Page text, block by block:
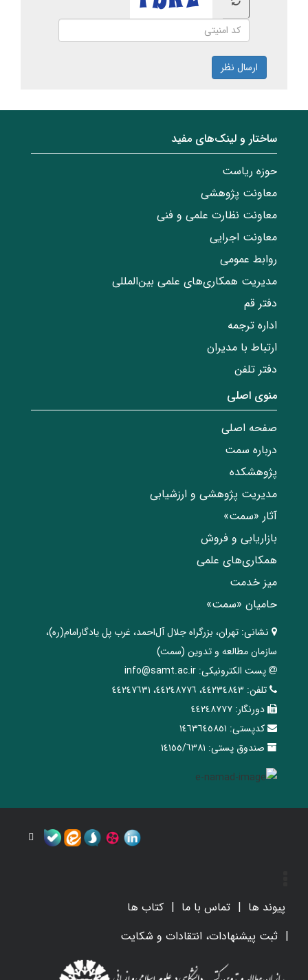
ارسال نظر
ساختار‌‌ و‌‌ لینک‌های مفید
حوزه ریاست
معاونت پژوهشی
معاونت نظارت علمی و فنی
معاونت اجرایی
روابط عمومی
مدیریت همکاری‌های علمی بین‌المللی
دفتر قم
اداره ترجمه
ارتباط با مدیران
دفتر تلفن
منوی اصلی
صفحه اصلی
درباره سمت
پژوهشکده
مدیریت پژوهشی و ارزشیابی
آثار «سمت»
بازاریابی و فروش
همکاری‌های علمی
میز خدمت
حامیان «سمت»
نشانی: تهران، ‌بزرگراه ‌جلال آل‌احمد، غرب پل يادگار‌امام(ره)‌،
سازمان مطالعه و تدوین‌ (سمت)
پست الکترونیکی: info@samt.ac.ir
تلفن: ٤٤٢٣٤٨٤٣، ٤٤٢٤٨٧٧٦، ٤٤٢٤٧٦٣١
دورنگار: ٤٤٢٤٨٧٧٧
کدپستی: ١٤٦٣٦٤٥٨٥١
صندوق پستی: ١٤١٥٥/٦٣٨١
پیوند ها تماس با ما
کتاب ها
ثبت پیشنهادات، انتقادات و شکایت